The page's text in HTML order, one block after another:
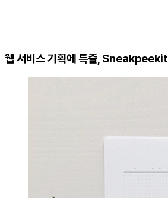
웹 서비스 기획에 특출, Sneakpeekit